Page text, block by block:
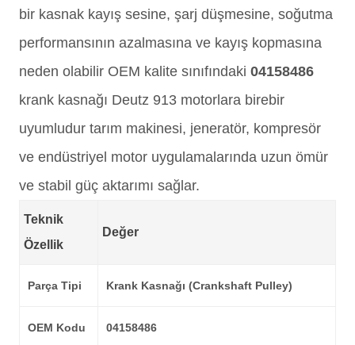
bir kasnak kayış sesine, şarj düşmesine, soğutma
performansının azalmasına ve kayış kopmasına
neden olabilir OEM kalite sınıfındaki 04158486
krank kasnağı Deutz 913 motorlara birebir
uyumludur tarım makinesi, jeneratör, kompresör
ve endüstriyel motor uygulamalarında uzun ömür
ve stabil güç aktarımı sağlar.
Teknik
Özellik
Değer
Parça Tipi Krank Kasnağı (Crankshaft Pulley)
OEM Kodu 04158486